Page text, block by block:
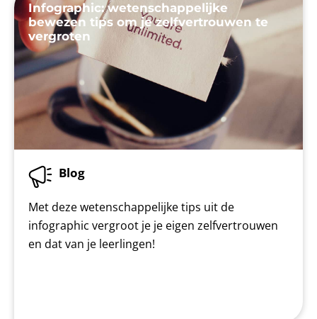
Infographic: wetenschappelijke
bewezen tips om je zelfvertrouwen te
vergroten
Blog
Met deze wetenschappelijke tips uit de
infographic vergroot je je eigen zelfvertrouwen
en dat van je leerlingen!